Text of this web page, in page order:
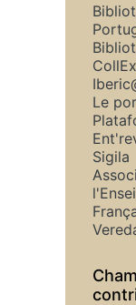
Le
Sigila